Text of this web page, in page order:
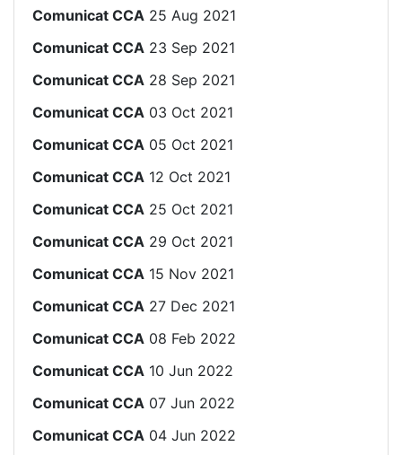
Comunicat CCA 25 Aug 2021
Comunicat CCA 23 Sep 2021
Comunicat CCA 28 Sep 2021
Comunicat CCA 03 Oct 2021
Comunicat CCA 05 Oct 2021
Comunicat CCA 12 Oct 2021
Comunicat CCA 25 Oct 2021
Comunicat CCA 29 Oct 2021
Comunicat CCA 15 Nov 2021
Comunicat CCA 27 Dec 2021
Comunicat CCA 08 Feb 2022
Comunicat CCA 10 Jun 2022
Comunicat CCA 07 Jun 2022
Comunicat CCA 04 Jun 2022